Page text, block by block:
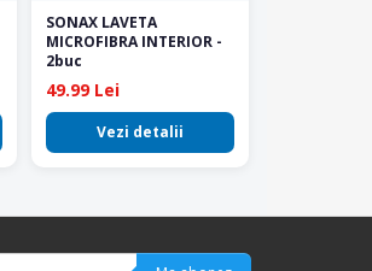
SONAX LAVETA
MICROFIBRA INTERIOR -
2buc
49.99 Lei
Vezi detalii